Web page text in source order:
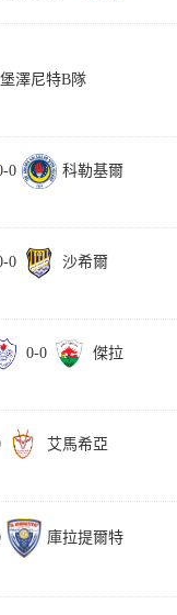
澤尼特B隊
-0
科勒基爾
-0
沙希爾
0-0
傑拉
艾馬希亞
庫拉提爾特